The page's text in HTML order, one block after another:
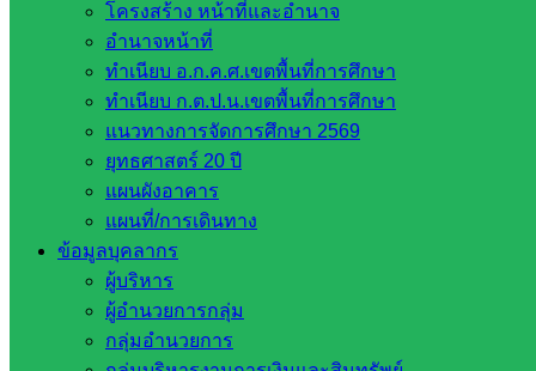
โครงสร้าง หน้าที่และอำนาจ
อำนาจหน้าที่
ทำเนียบ อ.ก.ค.ศ.เขตพื้นที่การศึกษา
ทำเนียบ ก.ต.ป.น.เขตพื้นที่การศึกษา
แนวทางการจัดการศึกษา 2569
ยุทธศาสตร์ 20 ปี
แผนผังอาคาร
แผนที่/การเดินทาง
ข้อมูลบุคลากร
ผู้บริหาร
ผู้อำนวยการกลุ่ม
กลุ่มอำนวยการ
กันยายน 8, 2021กันยายน 8, 2021
ข่าวประชาสัมพันธ์
วันที่ 8 กันยายน 2564 นายอัมพล หันทยุง ผู้อำนวยการสำนักงาน
เขตพื้นที่การศึกษาประถมศึกษาสระแก้ว เขต 2 พร้อมด้วย นาย
ชนิด ปาปะโรม นายปรีดี โสโป นายภาณุวัฒน์ คุณเวียน รองผู้
อำนวยการสำนักงานเขตพื้นที่การศึกษาประถมศึกษาสระแก้ว
เขต 2 ผู้อำนวยการกลุ่ม/หน่วย และเจ้าหน้าที่ ร่วมรับฟังการ
ประชุมพุธเช้าข่าว สพฐ. ครั้งที่ 24/2564 เพื่อรับนโยบายจาก
สพฐ. นำสู่การปฏิบัติในระดับเขตพื้นที่การศึกษา จากนั้น ได้
ประชุมข้อราชการกับกลุ่มงานต่างๆ เพื่อรับฟังรายงานการ